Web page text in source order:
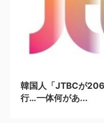
韓国人「JTBCが
行…一体何があ...